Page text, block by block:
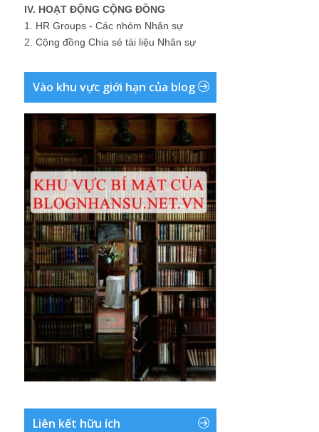
IV. HOẠT ĐỘNG CỘNG ĐỒNG
1. HR Groups - Các nhóm Nhân sự
2. Cộng đồng Chia sẻ tài liệu Nhân sự
Vào khu vực giới hạn của blog
Liên kết hữu ích